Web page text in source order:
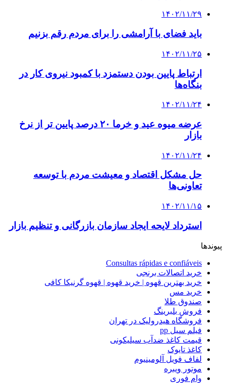
۱۴۰۲/۱۱/۲۹
باید فضای با آرامشی را برای مردم رقم بزنیم
۱۴۰۲/۱۱/۲۵
ارتباط پایین بودن دستمزد با کمبود نیروی کار در
بنگاه‌ها
۱۴۰۲/۱۱/۲۴
عرضه میوه عید و خرما ٢٠ درصد پایین تر از نرخ
بازار
۱۴۰۲/۱۱/۲۴
حل مشکل اقتصاد و معیشت مردم با توسعه
تعاونی‌ها
۱۴۰۲/۱۱/۱۵
استرداد لایحه ایجاد سازمان بازرگانی و تنظیم بازار
پیوندها
Consultas rápidas e confiáveis
خرید اتصالات برنجی
خرید بهترین قهوه | خرید قهوه | قهوه گرنیکا کافی
خرید مس
صندوق طلا
فروش بلبرینگ
فروشگاه هیدرولیک در تهران
فیلم سیل pp
قیمت کاغذ ضدآب سیلیکونی
کاغذ تایوک
لفاف فویل آلومینیوم
موتور ویبره
وام فوری